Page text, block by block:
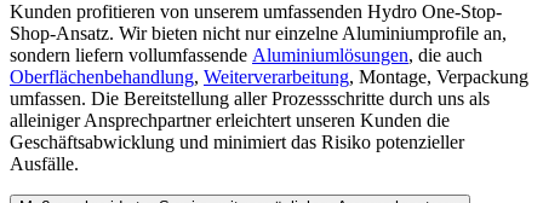
Kunden profitieren von unserem umfassenden Hydro One-Stop-
Shop-Ansatz. Wir bieten nicht nur einzelne Aluminiumprofile an,
sondern liefern vollumfassende Aluminiumlösungen, die auch
Oberflächenbehandlung, Weiterverarbeitung, Montage, Verpackung
umfassen. Die Bereitstellung aller Prozessschritte durch uns als
alleiniger Ansprechpartner erleichtert unseren Kunden die
Geschäftsabwicklung und minimiert das Risiko potenzieller
Ausfälle.